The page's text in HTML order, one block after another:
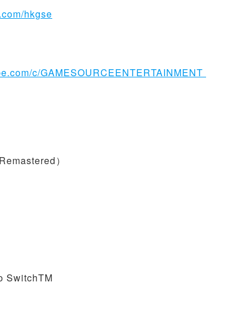
hkgse
c/GAMESOURCEENTERTAINMENT
）
SwitchTM